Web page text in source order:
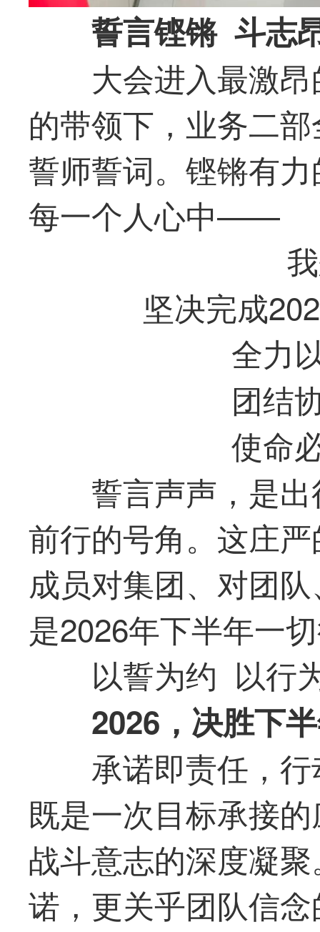
誓言铿锵 斗志
大会进入最激
的带领下，业务二
誓师誓词。铿锵有
每一个人心中——
坚决完成
全力
团结
使命
誓言声声，是
前行的号角。这庄
成员对集团、对团
是2026年下半年一
以誓为约 以行
2026，决胜下
承诺即责任，
既是一次目标承接
战斗意志的深度凝
诺，更关乎团队信